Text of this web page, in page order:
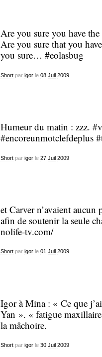
Are you sure you have
Are you sure that you
you sure… #eolasbug
Shortpar igorle 08 Juil 2009
Humeur du matin : zzz.
#encoreunmotclefdeplus
Shortpar igorle 27 Juil 2009
et Carver n’avaient aucun
afin de soutenir la seule
nolife-tv.com/
Shortpar igorle 01 Juil 2009
Igor à Mina : « Ce que
Yan ». « fatigue
la mâchoire.
Shortpar igorle 30 Juil 2009